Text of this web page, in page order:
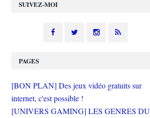
SUIVEZ-MOI
PAGES
[BON PLAN] Des jeux vidéo gratuits sur
internet, c'est possible !
[UNIVERS GAMING] LES GENRES DU